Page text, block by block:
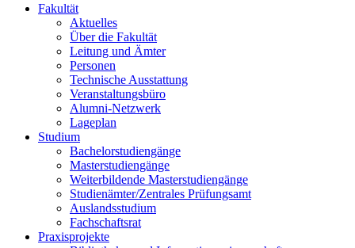
Fakultät
Aktuelles
Über die Fakultät
Leitung und Ämter
Personen
Technische Ausstattung
Veranstaltungsbüro
Alumni-Netzwerk
Lageplan
Studium
Bachelorstudiengänge
Masterstudiengänge
Weiterbildende Masterstudiengänge
Studienämter/Zentrales Prüfungsamt
Auslandsstudium
Fachschaftsrat
Praxisprojekte